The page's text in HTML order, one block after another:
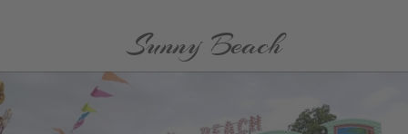
Sunny Beach